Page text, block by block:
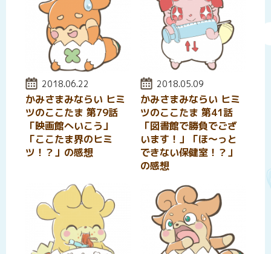
投稿日:
2018.06.22
かみさまみならい ヒミ
ツのここたま 第79話
「映画館へいこう」
「ここたま界のヒミ
ツ！？」の感想
投稿日:
2018.05.09
かみさまみならい ヒミ
ツのここたま 第41話
「図書館で勝負でござ
います！」「ほ〜っと
できない保健室！？」
の感想